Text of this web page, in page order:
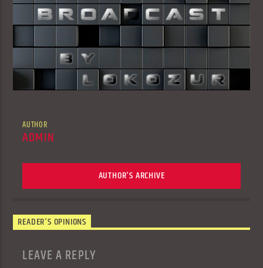
AUTHOR
ADMIN
AUTHOR'S ARCHIVE
READER'S OPINIONS
LEAVE A REPLY